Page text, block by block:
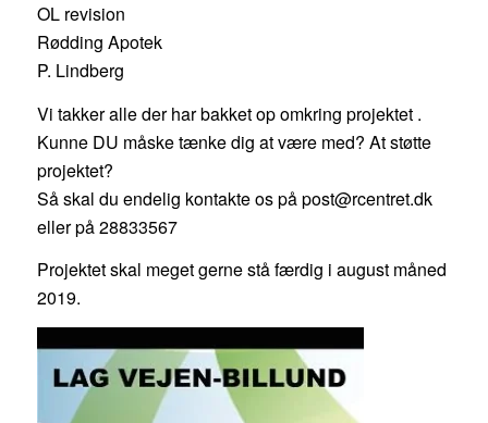
OL revision
Rødding Apotek
P. Lindberg
Vi takker alle der har bakket op omkring projektet .
Kunne DU måske tænke dig at være med? At støtte
projektet?
Så skal du endelig kontakte os på post@rcentret.dk
eller på 28833567
Projektet skal meget gerne stå færdig i august måned
2019.